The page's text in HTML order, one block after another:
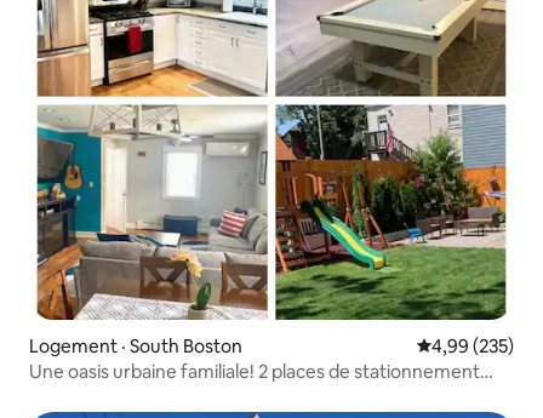
Logement · South Boston Note
4,99 (235)
Une oasis urbaine familiale! 2 places de stationnement